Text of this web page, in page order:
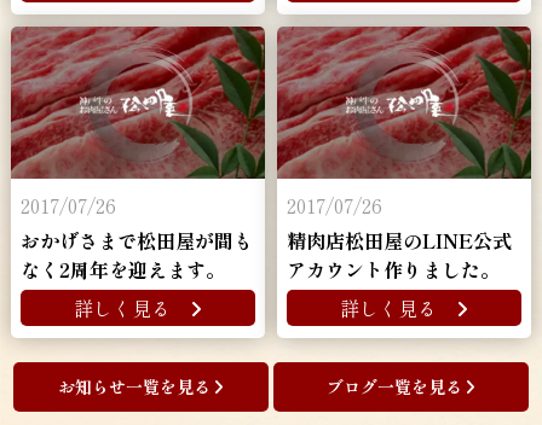
2017/07/26
おかげさまで松田屋が間も
なく2周年を迎えます。
詳しく見る
2017/07/26
精肉店松田屋のLINE公式
アカウント作りました。
詳しく見る
お知らせ一覧を見る ブログ一覧を見る